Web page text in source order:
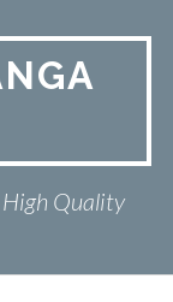
High Quality